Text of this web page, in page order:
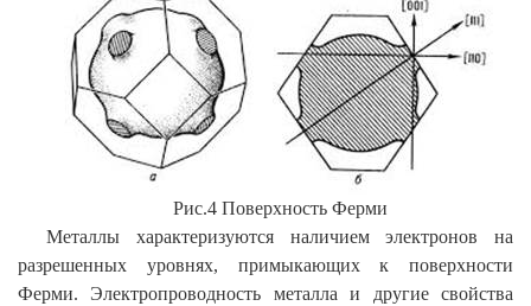
Рис.4 Поверхность Ферми
Металлы характеризуются наличием электронов на
разрешенных уровнях, примыкающих к поверхности
Ферми. Электропроводность металла и другие свойства